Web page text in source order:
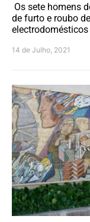
Os sete homens
de furto e roubo
14 de Julho, 2021